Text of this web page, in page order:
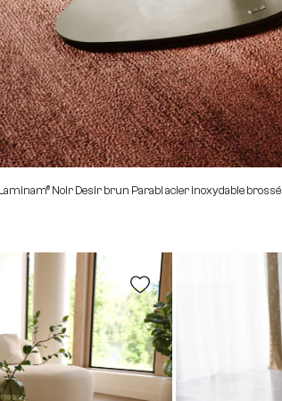
Noir Desir brun Parabi acier inoxydable brossé